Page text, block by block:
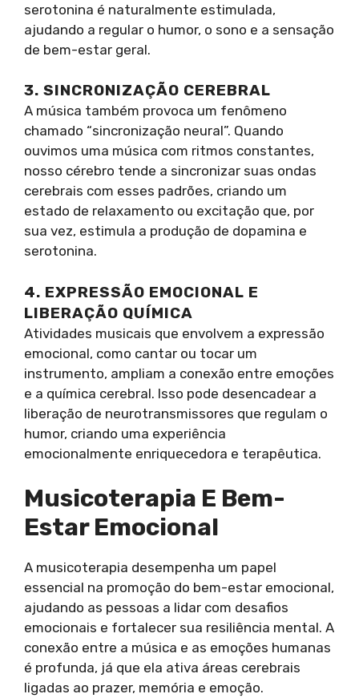
serotonina é naturalmente estimulada,
ajudando a regular o humor, o sono e a sensação
de bem-estar geral.
3. SINCRONIZAÇÃO CEREBRAL
A música também provoca um fenômeno
chamado “sincronização neural”. Quando
ouvimos uma música com ritmos constantes,
nosso cérebro tende a sincronizar suas ondas
cerebrais com esses padrões, criando um
estado de relaxamento ou excitação que, por
sua vez, estimula a produção de dopamina e
serotonina.
4. EXPRESSÃO EMOCIONAL E
LIBERAÇÃO QUÍMICA
Atividades musicais que envolvem a expressão
emocional, como cantar ou tocar um
instrumento, ampliam a conexão entre emoções
e a química cerebral. Isso pode desencadear a
liberação de neurotransmissores que regulam o
humor, criando uma experiência
emocionalmente enriquecedora e terapêutica.
Musicoterapia E Bem-
Estar Emocional
A musicoterapia desempenha um papel
essencial na promoção do bem-estar emocional,
ajudando as pessoas a lidar com desafios
emocionais e fortalecer sua resiliência mental. A
conexão entre a música e as emoções humanas
é profunda, já que ela ativa áreas cerebrais
ligadas ao prazer, memória e emoção.